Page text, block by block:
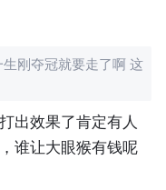
刚夺冠就要走了啊 这
出效果了肯定有人
谁让大眼猴有钱呢